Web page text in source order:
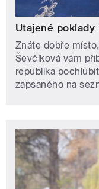
Utajené poklady
Znáte dobře
Ševčíková vám
republika
zapsaného na